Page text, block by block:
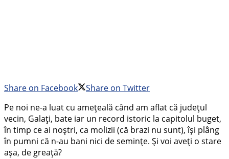
Share on Facebook
Share on Twitter
Pe noi ne-a luat cu amețeală când am aflat că județul
vecin, Galați, bate iar un record istoric la capitolul buget,
în timp ce ai noștri, ca molizii (că brazi nu sunt), își plâng
în pumni că n-au bani nici de semințe. Și voi aveți o stare
așa, de greață?